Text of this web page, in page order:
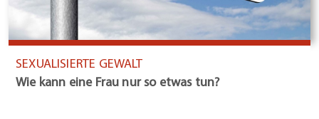
SEXUALISIERTE GEWALT
Wie kann eine Frau nur so etwas tun?